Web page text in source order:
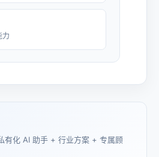
力
有化 AI 助手 + 行业方案 + 专属顾